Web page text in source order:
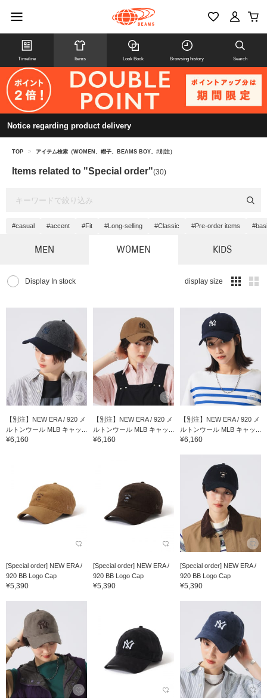
Timeline Items Look Book Browsing history Search
Notice regarding product delivery
TOP > アイテム検索（WOMEN、帽子、BEAMS BOY、#別注）
Items related to "Special order"(30)
#casual #accent #Fit #Long-selling #Classic #Pre-order items
MEN WOMEN KIDS
Display In stock display size
【別注】NEW ERA / 920 メ
ルトンウール MLB キャッ...
¥6,160
【別注】NEW ERA / 920 メ
ルトンウール MLB キャッ...
¥6,160
【別注】NEW ERA / 920 メ
ルトンウール MLB キャッ...
¥6,160
[Special order] NEW ERA /
920 BB Logo Cap
¥5,390
[Special order] NEW ERA /
920 BB Logo Cap
¥5,390
[Special order] NEW ERA /
920 BB Logo Cap
¥5,390